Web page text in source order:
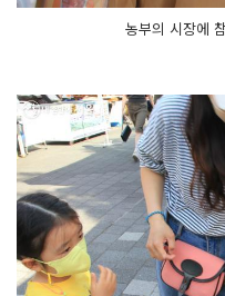
농부의 시장에